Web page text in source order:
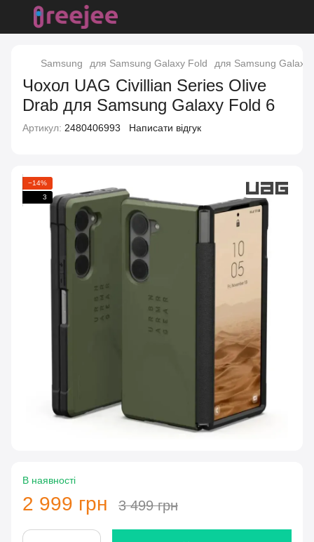
Samsung для Samsung Galaxy Fold для Samsung Galaxy
Чохол UAG Civillian Series Olive
Drab для Samsung Galaxy Fold 6
Артикул: 2480406993 Написати відгук
−14%
3
В наявності
2 999 грн 3 499 грн